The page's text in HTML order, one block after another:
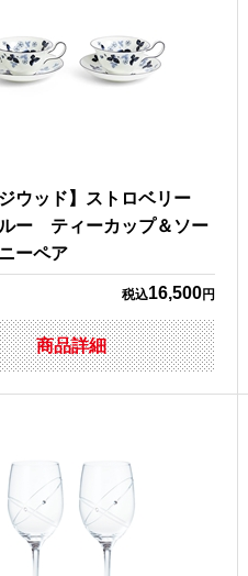
ジウッド】ストロベリー
ー ティーカップ＆ソー
ーペア
税込16,500円
商品詳細